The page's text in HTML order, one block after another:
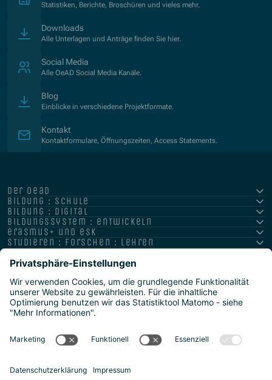
Statistiken, Berichte, Broschüren und vieles mehr.
Downloads
Alle Unterlagen und Anträge finden Sie hier.
Social Media
Alle OeAD Social Media Kanäle.
Blog
Einblicke in verschiedene Projektformate.
Kontakt
Kontaktformulare, Öffnungszeiten, Access Statements.
der oead
bildung : schule
bildung : digital
bildungssystem : entwickeln
erasmus+ und esk
studieren : forschen : lehren
hochschule : strategie : international
Datenschutz